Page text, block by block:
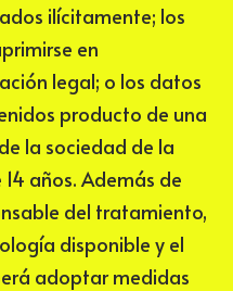
ilícitamente; los
en
legal; o los datos
producto de una
la sociedad de la
años. Además de
del tratamiento,
disponible y el
adoptar medidas